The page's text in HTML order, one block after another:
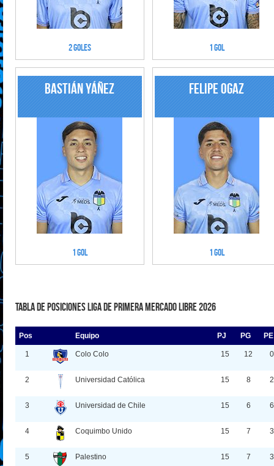
2 Goles 1 Gol
Bastián Yáñez
1 Gol
Felipe Ogaz
1 Gol
Tabla de Posiciones Liga de Primera Mercado Libre 2026
Pos Equipo PJ PG PE
1 Colo Colo 15 12 0
2 Universidad Católica 15 8 2
3 Universidad de Chile 15 6 6
4 Coquimbo Unido 15 7 3
5 Palestino 15 7 3